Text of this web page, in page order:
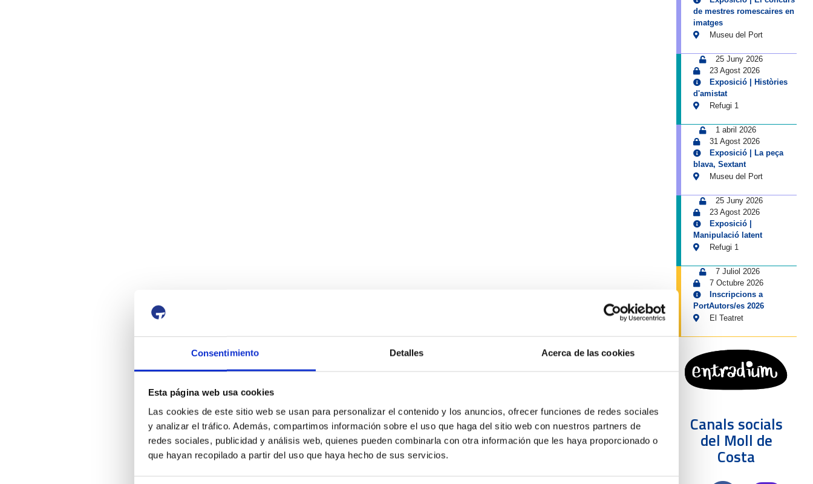
Consentimiento Detalles Acerca de las cookies
Esta página web usa cookies
Las cookies de este sitio web se usan para personalizar el contenido y los anuncios, ofrecer funciones de redes sociales
y analizar el tráfico. Además, compartimos información sobre el uso que haga del sitio web con nuestros partners de
redes sociales, publicidad y análisis web, quienes pueden combinarla con otra información que les haya proporcionado o
que hayan recopilado a partir del uso que haya hecho de sus servicios.
de mestres romescaires en
imatges
Museu del Port
25 Juny 2026
23 Agost 2026
Exposició | Històries
d'amistat
Refugi 1
1 abril 2026
31 Agost 2026
Exposició | La peça
blava, Sextant
Museu del Port
25 Juny 2026
23 Agost 2026
Exposició |
Manipulació latent
Refugi 1
7 Juliol 2026
7 Octubre 2026
Inscripcions a
PortAutors/es 2026
El Teatret
Canals socials
del Moll de
Costa